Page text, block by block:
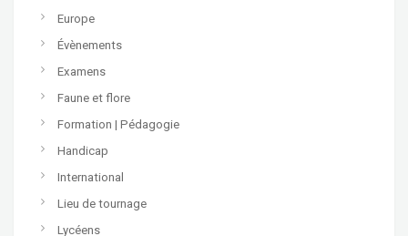
Europe
Évènements
Examens
Faune et flore
Formation | Pédagogie
Handicap
International
Lieu de tournage
Lycéens